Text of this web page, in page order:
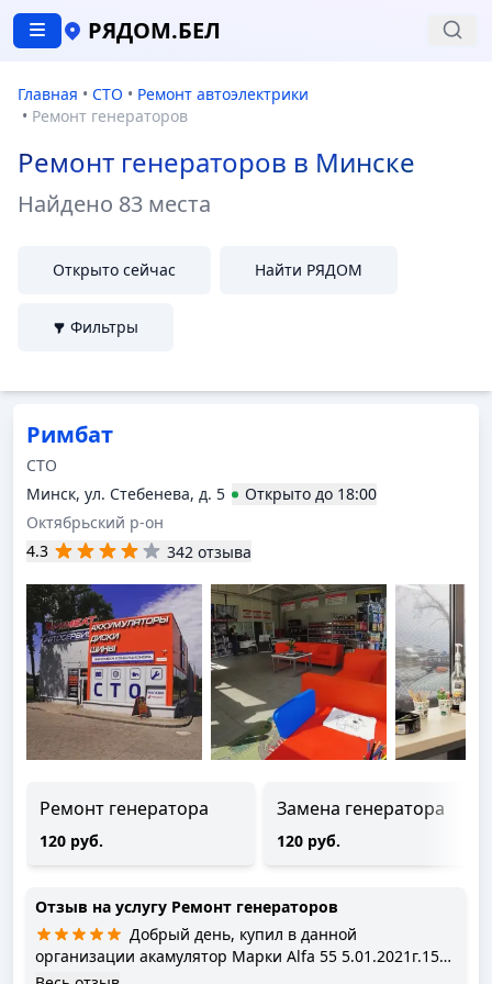
РЯДОМ.БЕЛ
Главная • СТО • Ремонт автоэлектрики
• Ремонт генераторов
Ремонт генераторов в Минске
Найдено 83 места
Открыто сейчас Найти РЯДОМ
Фильтры
Римбат
СТО
Минск, ул. Стебенева, д. 5
Открыто до 18:00
Октябрьский р-он
4.3
342 отзыва
Ремонт генератора
120 руб.
Замена генератора
120 руб.
Отзыв на услугу Ремонт генераторов
Добрый день, купил в данной
организации акамулятор Марки Alfa 55 5.01.2021г.15
января машина не завелась, естественно я его привез